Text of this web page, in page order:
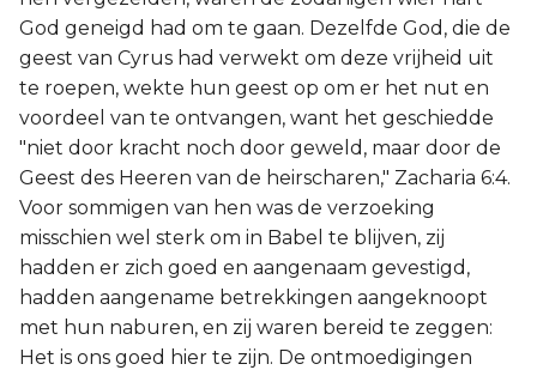
God geneigd had om te gaan. Dezelfde God, die de
geest van Cyrus had verwekt om deze vrijheid uit
te roepen, wekte hun geest op om er het nut en
voordeel van te ontvangen, want het geschiedde
"niet door kracht noch door geweld, maar door de
Geest des Heeren van de heirscharen," Zacharia 6:4.
Voor sommigen van hen was de verzoeking
misschien wel sterk om in Babel te blijven, zij
hadden er zich goed en aangenaam gevestigd,
hadden aangename betrekkingen aangeknoopt
met hun naburen, en zij waren bereid te zeggen:
Het is ons goed hier te zijn. De ontmoedigingen